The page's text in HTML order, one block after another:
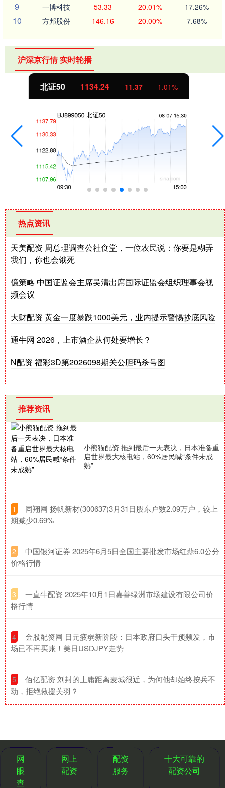
9 一博科技 53.33 20.01% 17.26%
10 方邦股份 146.16 20.00% 7.68%
沪深京行情 实时轮播
创业板指 3563.12 47.56 1.35%
热点资讯
天美配资 周总理调查公社食堂，一位农民说：你要是糊弄
我们，你也会饿死
億策略 中国证监会主席吴清出席国际证监会组织理事会视
频会议
大财配资 黄金一度暴跌1000美元，业内提示警惕抄底风险
通牛网 2026，上市酒企从何处要增长？
N配资 福彩3D第2026098期关公胆码杀号图
推荐资讯
小熊猫配资 拖到最后一天表决，日本准备重
启世界最大核电站，60%居民喊“条件未成
熟”
1
​同翔网 扬帆新材(300637)3月31日股东户数2.09万户，较上
期减少0.69%
2
​中国银河证券 2025年6月5日全国主要批发市场红蒜6.0公分
价格行情
3
​一直牛配资 2025年10月1日嘉善绿洲市场建设有限公司价
格行情
4
​金股配资网 日元疲弱新阶段：日本政府口头干预频发，市
场已不再买账！美日USDJPY走势
5
​佰亿配资 刘封的上庸距离麦城很近，为何他却始终按兵不
动，拒绝救援关羽？
网
眼
查
网上
配资
配资
服务
十大可靠的
配资公司